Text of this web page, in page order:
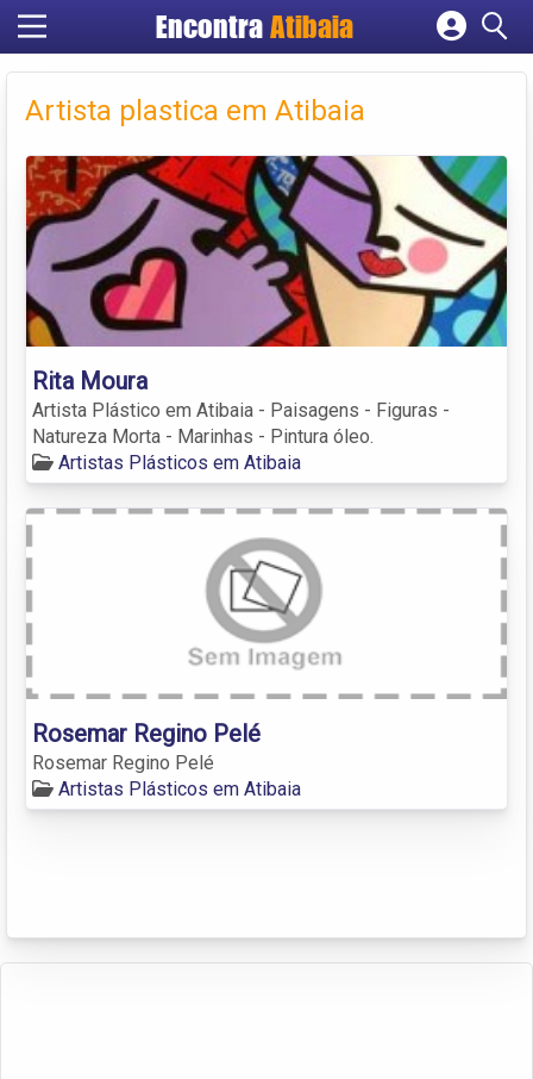
Encontra Atibaia
Cadastrar empresa
Criar conta
Artista plastica em Atibaia
Rita Moura
Artista Plástico em Atibaia - Paisagens - Figuras -
Natureza Morta - Marinhas - Pintura óleo.
Artistas Plásticos em Atibaia
Rosemar Regino Pelé
Rosemar Regino Pelé
Artistas Plásticos em Atibaia